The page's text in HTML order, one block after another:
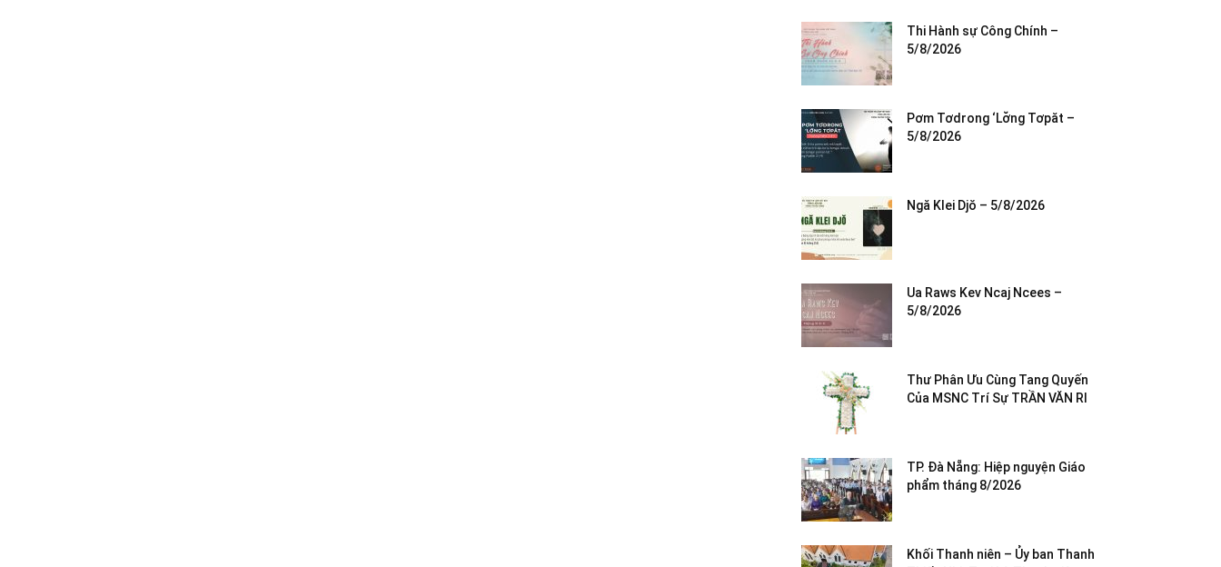
Thi Hành sự Công Chính –
5/8/2026
Pơm Tơdrong ‘Lơ̆ng Tơpăt –
5/8/2026
Ngă Klei Djŏ – 5/8/2026
Ua Raws Kev Ncaj Ncees –
5/8/2026
Thư Phân Ưu Cùng Tang Quyến
Của MSNC Trí Sự TRẦN VĂN RI
TP. Đà Nẵng: Hiệp nguyện Giáo
phẩm tháng 8/2026
Khối Thanh niên – Ủy ban Thanh